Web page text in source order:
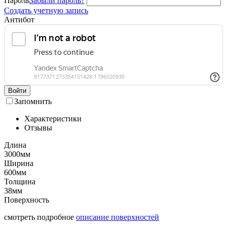
Создать учетную запись
Антибот
Войти
Запомнить
Характеристики
Отзывы
Длина
3000мм
Ширина
600мм
Толщина
38мм
Поверхность
смотреть подробное описание поверхностей